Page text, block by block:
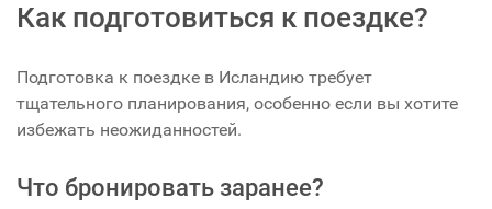
Как подготовиться к поездке?
Подготовка к поездке в Исландию требует
тщательного планирования, особенно если вы хотите
избежать неожиданностей.
Что бронировать заранее?